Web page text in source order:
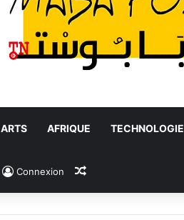
ARTS AFRIQUE TECHNOLOGIE
Connexion Article Aléatoire